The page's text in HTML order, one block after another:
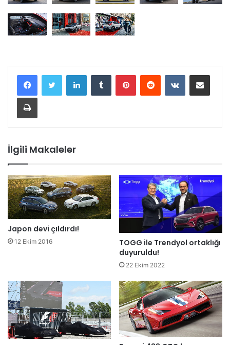
İlgili Makaleler
Japon devi çıldırdı!
12 Ekim 2016
TOGG ile Trendyol ortaklığı
duyuruldu!
22 Ekim 2022